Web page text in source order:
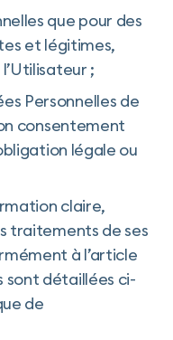
que pour des
et légitimes,
;
Personnelles de
consentement
légale ou
claire,
traitements de ses
à l’article
sont détaillées ci-
de